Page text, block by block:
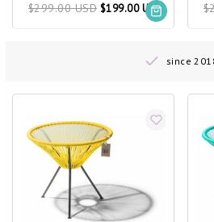
$299.00 USD $199.00 USD
since